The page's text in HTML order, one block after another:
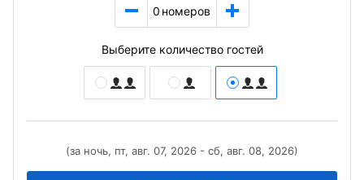
0 номеров
Выберите количество гостей
(за ночь, пт, авг. 07, 2026 - сб, авг. 08, 2026)